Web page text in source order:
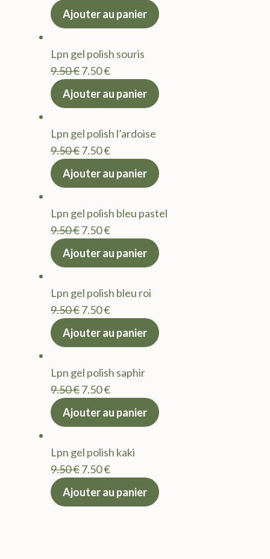
prix
9.50 €.
actuel
7.50 €.
Ajouter au panier
Lpn gel polish souris
9.50€Le
prix
9.50 €.
7.50€Le
actuel
7.50 €.
Ajouter au panier
Lpn gel polish l’ardoise
9.50€Le
prix
9.50 €.
7.50€Le
actuel
7.50 €.
Ajouter au panier
Lpn gel polish bleu pastel
9.50€Le
prix
9.50 €.
7.50€Le
actuel
7.50 €.
Ajouter au panier
Lpn gel polish bleu roi
9.50€Le
prix
9.50 €.
7.50€Le
actuel
7.50 €.
Ajouter au panier
Lpn gel polish saphir
9.50€Le
prix
9.50 €.
7.50€Le
actuel
7.50 €.
Ajouter au panier
Lpn gel polish kaki
9.50€Le
prix
7.50€Le
actuel
Ajouter au panier